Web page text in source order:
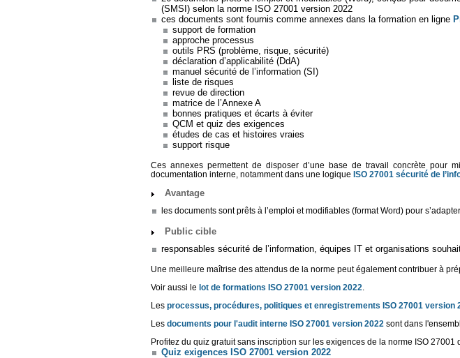
(SMSI) selon la norme ISO 27001 version 2022
ces documents sont fournis comme annexes dans la formation en ligne
support de formation
approche processus
outils PRS (problème, risque, sécurité)
déclaration d’applicabilité (DdA)
manuel sécurité de l’information (SI)
liste de risques
revue de direction
matrice de l’Annexe A
bonnes pratiques et écarts à éviter
QCM et quiz des exigences
études de cas et histoires vraies
support risque
Ces annexes permettent de disposer d’une base de travail concrète pour
documentation interne, notamment dans une logique ISO 27001 sécurité de
Avantage
les documents sont prêts à l’emploi et modifiables (format Word) pour
Public cible
responsables sécurité de l’information, équipes IT et organisations
Une meilleure maîtrise des attendus de la norme peut également contribuer à
Voir aussi le lot de formations ISO 27001 version 2022
Les processus, procédures, politiques et enregistrements ISO 27001 version
Les documents pour l'audit interne ISO 27001 version 2022 sont dans
Profitez du quiz gratuit sans inscription sur les exigences de la norme ISO
Quiz exigences ISO 27001 version 2022